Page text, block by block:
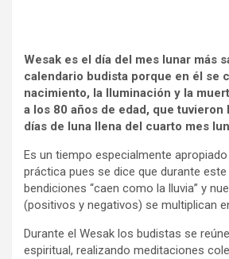
Wesak es el día del mes lunar más
calendario budista porque en él se
nacimiento, la Iluminación y la
a los 80 años de edad, que tuvieron
días de luna llena del cuarto mes
Es un tiempo especialmente
práctica pues se dice que durante
bendiciones “caen como la lluvia” y
(positivos y negativos) se multiplican
Durante el Wesak los budistas se
espiritual, realizando meditaciones